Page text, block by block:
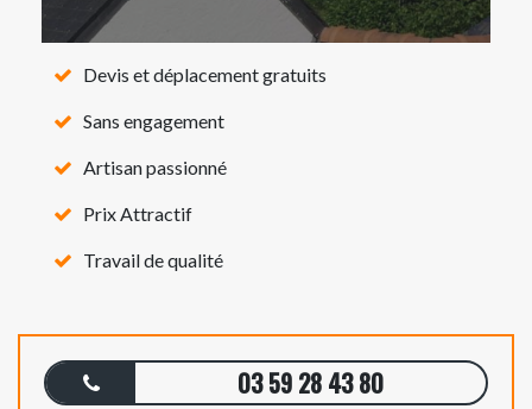
Devis et déplacement gratuits
Sans engagement
Artisan passionné
Prix Attractif
Travail de qualité
03 59 28 43 80